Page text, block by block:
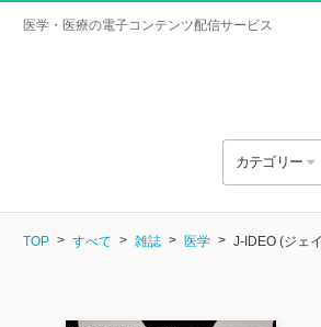
医学・医療の電子コンテンツ配信サービス
カテゴリー
TOP すべて 雑誌 医学 J-IDEO (ジェ